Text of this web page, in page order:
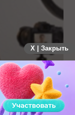
вошел в фазу
X | Закрыть